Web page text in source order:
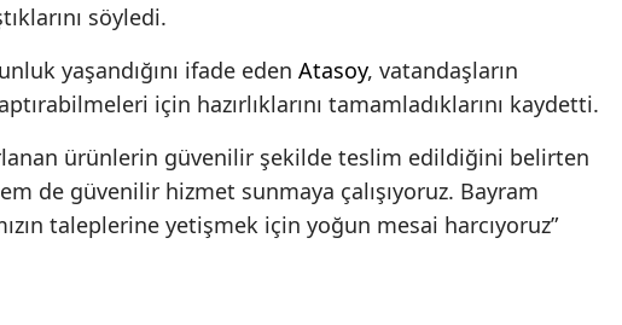
söyledi.
yaşandığını ifade eden Atasoy, vatandaşların
için hazırlıklarını tamamladıklarını kaydetti.
ürünlerin güvenilir şekilde teslim edildiğini belirten
de güvenilir hizmet sunmaya çalışıyoruz. Bayram
taleplerine yetişmek için yoğun mesai harcıyoruz”